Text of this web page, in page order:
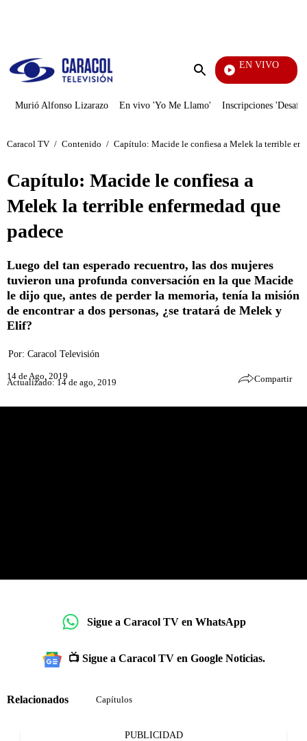
Enviar
EN VIVO
Rafael Orozco
Murió Alfonso Lizarazo En vivo 'Yo Me Llamo' Inscripciones
Caracol TV / Contenido / Capítulo: Macide le confiesa a Melek la terrible
Capítulo: Macide le confiesa a
Melek la terrible enfermedad que
padece
Luego del tan esperado recuentro, las dos mujeres
tuvieron una profunda conversación en la que Macide
le dijo que, antes de perder la memoria, tenía la misión
de encontrar a dos personas, ¿se tratará de Melek y
Elif?
Por: Caracol Televisión
14 de Ago, 2019
Actualizado: 14 de ago, 2019 Compartir
Sigue a Caracol TV en WhatsApp
📺 Sigue a Caracol TV en Google Noticias.
Relacionados Capítulos
PUBLICIDAD